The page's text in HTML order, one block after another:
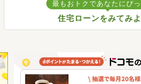
最もおトクであなたにぴ
住宅ローンをみてみよ